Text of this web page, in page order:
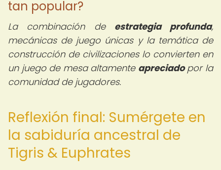
tan popular?
La combinación de estrategia profunda,
mecánicas de juego únicas y la temática de
construcción de civilizaciones lo convierten en
un juego de mesa altamente apreciadopor la
comunidad de jugadores.
Reflexión final: Sumérgete en
la sabiduría ancestral de
Tigris & Euphrates